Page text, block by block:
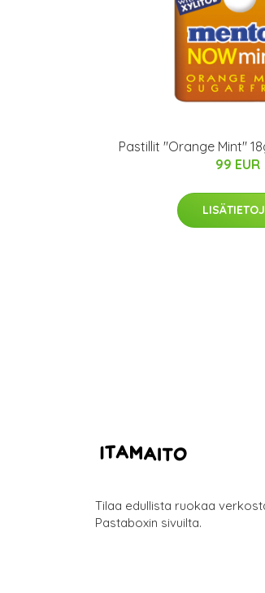
Pastillit "Orange Mint"
99 EUR
Tilaa edullista ruokaa
Pastaboxin sivuilta.